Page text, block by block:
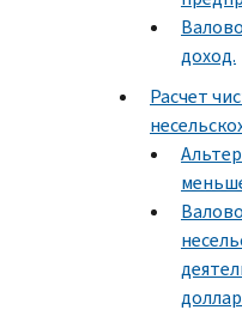
доход.
Расчет